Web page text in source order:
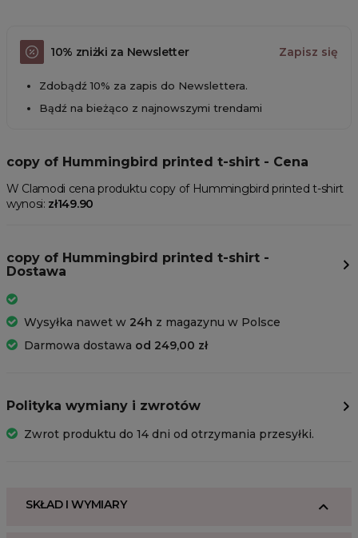
10% zniżki za Newsletter Zapisz się
Zdobądź 10% za zapis do Newslettera.
Bądź na bieżąco z najnowszymi trendami
copy of Hummingbird printed t-shirt - Cena
W Clamodi cena produktu copy of Hummingbird printed t-shirt
wynosi: zł149.90
copy of Hummingbird printed t-shirt -
Dostawa
Wysyłka nawet w 24h z magazynu w Polsce
Darmowa dostawa od 249,00 zł
Polityka wymiany i zwrotów
Zwrot produktu do 14 dni od otrzymania przesyłki.
SKŁAD I WYMIARY